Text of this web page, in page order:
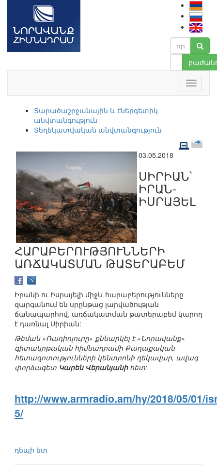
Տարածաշրջանային և էներգետիկ
անվտանգություն
Տեղեկատվական անվտանգություն
03.05.2018
ՍԻՐԻԱՆ՝
ԻՐԱՆ-
ԻՍՐԱՅԵԼ
ՀԱՐԱԲԵՐՈՒԹՅՈՒՆՆԵՐԻ
ԱՌՃԱԿԱՏՄԱՆ ԹԱՏԵՐԱԲԵՄ
Իրանի ու Իսրայելի միջև հարաբերությունները
զարգանում են սրընթաց լարվածության
ճանապարհով, առճակատման թատերաբեմ կարող
է դառնալ Սիրիան:
Թեման «Ռադիոլուրը» քննարկել է «Նորավանք»
գիտակրթական հիմնադրամի Քաղաքական
հետազոտությունների կենտրոնի ղեկավար, ավագ
փորձագետ Կարեն Վերանյանիհետ:
http://www.armradio.am/hy/2018/05/01/
5/
դեպի ետ